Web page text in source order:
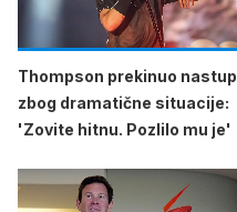
Thompson prekinuo nastup
zbog dramatične situacije:
'Zovite hitnu. Pozlilo mu je'